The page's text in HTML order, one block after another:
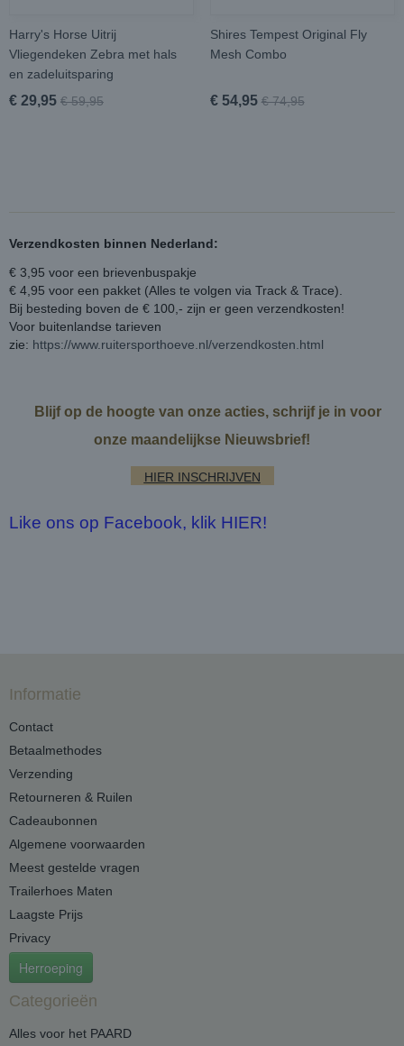
Harry's Horse Uitrij
Vliegendeken Zebra met hals
en zadeluitsparing
€ 29,95 € 59,95
Shires Tempest Original Fly
Mesh Combo
€ 54,95 € 74,95
Verzendkosten binnen Nederland:
€ 3,95 voor een brievenbuspakje
€ 4,95 voor een pakket (Alles te volgen via Track & Trace).
Bij besteding boven de € 100,- zijn er geen verzendkosten!
Voor buitenlandse tarieven
zie: https://www.ruitersporthoeve.nl/verzendkosten.html
Blijf op de hoogte van onze acties, schrijf je in voor
onze maandelijkse Nieuwsbrief!
HIER INSCHRIJVEN
Like ons op Facebook, klik HIER!
Informatie
Contact
Betaalmethodes
Verzending
Retourneren & Ruilen
Cadeaubonnen
Algemene voorwaarden
Meest gestelde vragen
Trailerhoes Maten
Laagste Prijs
Privacy
Herroeping
Categorieën
Alles voor het PAARD